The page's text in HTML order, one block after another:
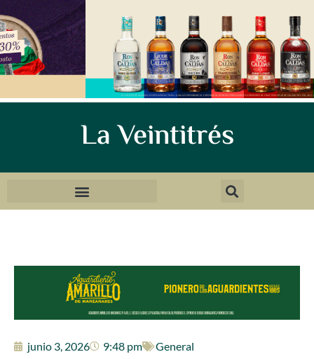
La Veintitrés
junio 3, 2026 9:48 pm General